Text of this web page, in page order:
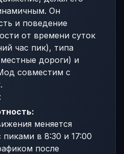
Он
и поведение
от времени суток
час пик), типа
дороги) и
совместим с
меняется
в 8:30 и 17:00
после